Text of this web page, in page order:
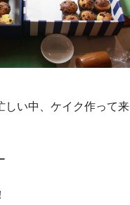
い中、ケイク作って来